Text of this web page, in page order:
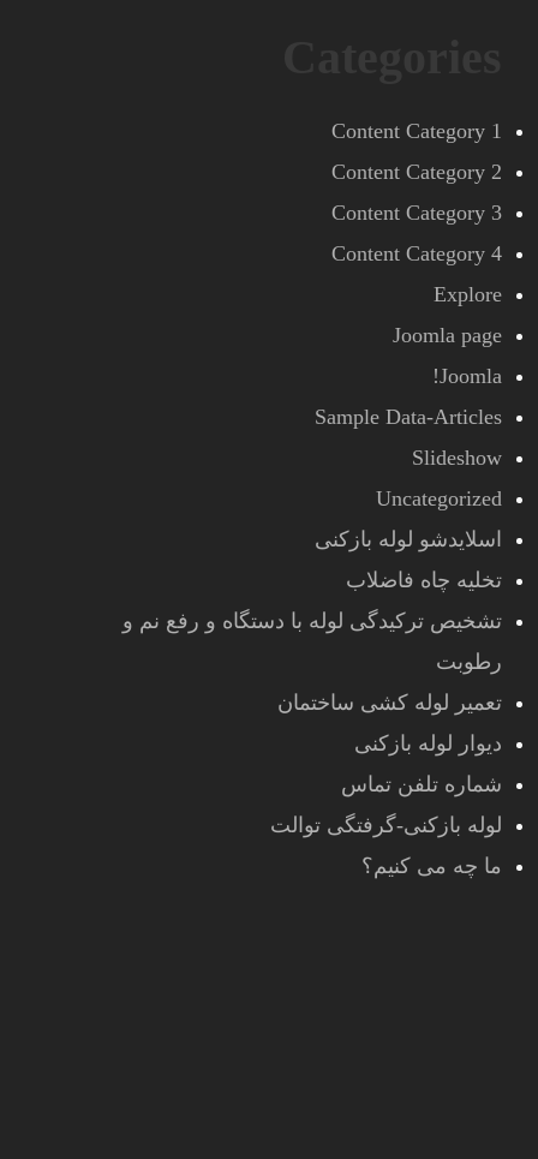
Content Category 1
Content Category 2
Content Category 3
Content Category 4
Explore
Joomla page
Joomla!
Sample Data-Articles
Slideshow
Uncategorized
اسلایدشو لوله بازکنی
تخلیه چاه فاضلاب
تشخیص ترکیدگی لوله با دستگاه و رفع نم و
رطوبت
تعمیر لوله کشی ساختمان
دیوار لوله بازکنی
شماره تلفن تماس
لوله بازکنی-گرفتگی توالت
ما چه می کنیم؟